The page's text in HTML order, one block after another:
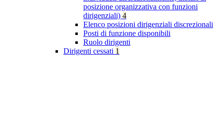
posizione organizzativa con funzioni
dirigenziali) 4
Elenco posizioni dirigenziali discrezionali
Posti di funzione disponibili
Ruolo dirigenti
Dirigenti cessati 1